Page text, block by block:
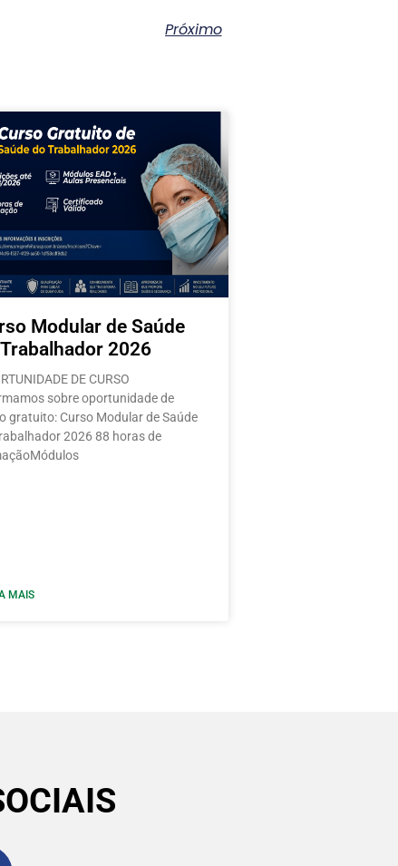
Próximo
Modular de Saúde
2026
DE CURSO
sobre oportunidade de
gratuito: Curso Modular de Saúde
2026 88 horas de
MAIS